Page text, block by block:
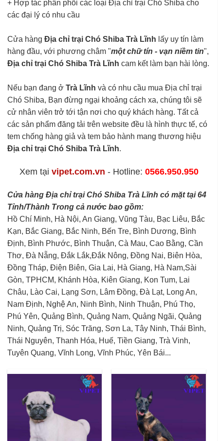
+ Hợp tác phân phối các loại Địa chỉ trại Chó Shiba cho
các đại lý có nhu cầu
Cửa hàng Địa chỉ trại Chó Shiba Trà Lĩnh lấy uy tín làm
hàng đầu, với phương châm "một chữ tín - vạn niềm tin",
Địa chỉ trại Chó Shiba Trà Lĩnh cam kết làm bạn hài lòng.
Nếu bạn đang ở Trà Lĩnh và có nhu cầu mua Địa chỉ trại
Chó Shiba, Bạn đừng ngại khoảng cách xa, chúng tôi sẽ
cử nhân viên trở tới tận nơi cho quý khách hàng. Tất cả
các sản phẩm đăng tải trên website đều là hình thực tế, có
tem chống hàng giả và tem bảo hành mang thương hiệu
Địa chỉ trại Chó Shiba Trà Lĩnh.
Xem tại vipet.com.vn - Hotline: 0566.950.950
Cửa hàng Địa chỉ trại Chó Shiba Trà Lĩnh có mặt tại 64
Tỉnh/Thành Trong cả nước bao gồm:
Hồ Chí Minh, Hà Nội, An Giang, Vũng Tàu, Bạc Liêu, Bắc
Kạn, Bắc Giang, Bắc Ninh, Bến Tre, Bình Dương, Bình
Định, Bình Phước, Bình Thuận, Cà Mau, Cao Bằng, Cần
Thơ, Đà Nẵng, Đắk Lắk,Đắk Nông, Đồng Nai, Biên Hòa,
Đồng Tháp, Điện Biên, Gia Lai, Hà Giang, Hà Nam,Sài
Gòn, TPHCM, Khánh Hòa, Kiên Giang, Kon Tum, Lai
Châu, Lào Cai, Lạng Sơn, Lâm Đồng, Đà Lạt, Long An,
Nam Định, Nghệ An, Ninh Bình, Ninh Thuận, Phú Thọ,
Phú Yên, Quảng Bình, Quảng Nam, Quảng Ngãi, Quảng
Ninh, Quảng Trị, Sóc Trăng, Sơn La, Tây Ninh, Thái Bình,
Thái Nguyên, Thanh Hóa, Huế, Tiền Giang, Trà Vinh,
Tuyên Quang, Vĩnh Long, Vĩnh Phúc, Yên Bái...